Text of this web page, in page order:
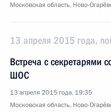
Московская область, Ново-
13 апреля 2015 года,
Встреча с секретарями
ШОС
13 апреля 2015 года, 19:35
Московская область, Ново-